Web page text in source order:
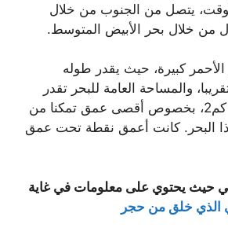
يتصل من الجنوب من خلال
من خلال بحر الأبيض المتوسط.
الأحمر كبيرة، حيث يقدر طوله
1900 كم تقريبا، والمساحة العامة للبحر تقدر
بحوالي 438,000 كم2، بخصوص أقصى عمق تمكنا من
البحر. كانت أعمق نقطة تحت عمق
حيث يحتوي على معلومات في غاية
الذي خلق من حجر